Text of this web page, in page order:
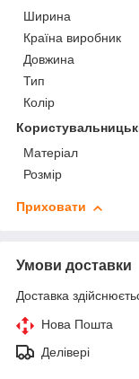
Ширина
Країна виробник
Довжина
Тип
Колір
Матеріал
Розмір
Приховати
Умови доставки
Доставка
Нова Пошта
Делівері